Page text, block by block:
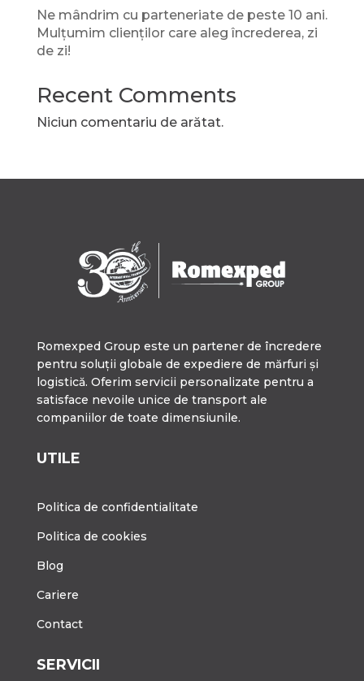
Ne mândrim cu parteneriate de peste 10 ani.
Mulțumim clienților care aleg încrederea, zi
de zi!
Recent Comments
Niciun comentariu de arătat.
Romexped Group este un partener de încredere
pentru soluții globale de expediere de mărfuri și
logistică. Oferim servicii personalizate pentru a
satisface nevoile unice de transport ale
companiilor de toate dimensiunile.
UTILE
Politica de confidentialitate
Politica de cookies
Blog
Cariere
Contact
SERVICII